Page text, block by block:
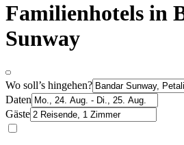
Familienhotels in
Sunway
Wo soll’s hingehen?
Daten
Gäste